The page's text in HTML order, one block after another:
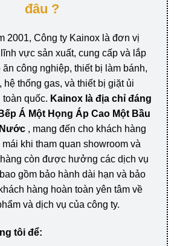
đâu ?
2001, Công ty Kainox là đơn vị
vực sản xuất, cung cấp và lắp
công nghiệp, thiết bị làm bánh,
hệ thống gas, và thiết bị giặt ủi
quốc. Kainox là địa chỉ đáng
Á Một Họng Áp Cao Một Bầu
, mang đến cho khách hàng
khi tham quan showroom và
còn được hưởng các dịch vụ
gồm bảo hành dài hạn và bảo
hàng hoàn toàn yên tâm về
và dịch vụ của công ty.
tôi để: